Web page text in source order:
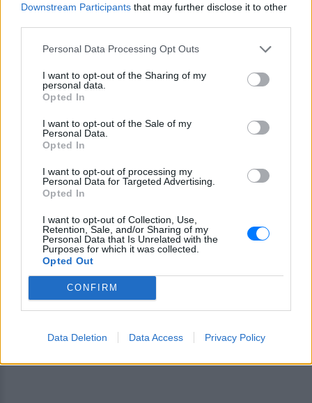
Downstream Participants that may further disclose it to other
Personal Data Processing Opt Outs
I want to opt-out of the Sharing of my
personal data.
Opted In
I want to opt-out of the Sale of my
Personal Data.
Opted In
I want to opt-out of processing my
Personal Data for Targeted Advertising.
Opted In
I want to opt-out of Collection, Use,
Retention, Sale, and/or Sharing of my
Personal Data that Is Unrelated with the
Purposes for which it was collected.
Opted Out
CONFIRM
Data Deletion Data Access Privacy Policy
Ακολουθήστε το E-Radio.gr στο
Google News
και μάθετε πρώτοι
Για ακόμη περισσότερανέα, μπείτε στην ροή
ειδήσεων
Ακολουθήστε το E-Radio.gr και στο Instagram